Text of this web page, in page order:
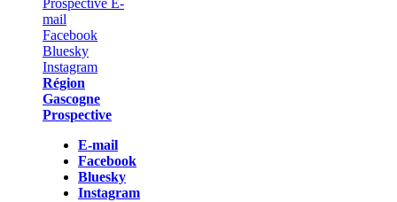
Région
Gascogne
Prospective
E-mail
Facebook
Bluesky
Instagram